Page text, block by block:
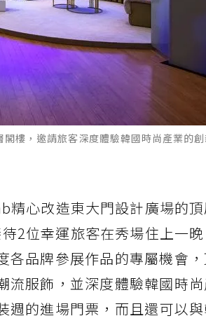
樓，邀請旅客深度體驗韓國時尚產業的
精心改造東大門設計廣場的
2位幸運旅客在秀場住上一
各品牌參展作品的專屬機會
流服飾，並深度體驗韓國時
週的進場門票，而且還可以